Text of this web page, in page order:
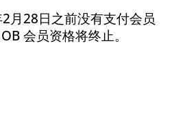
月28日之前没有支付会员
会员资格将终止。